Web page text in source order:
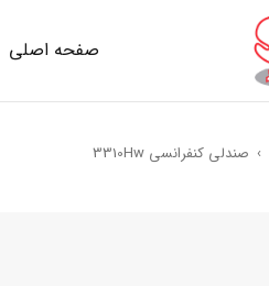
صفحه اصلی
› صندلی کنفرانسی 3310Hw